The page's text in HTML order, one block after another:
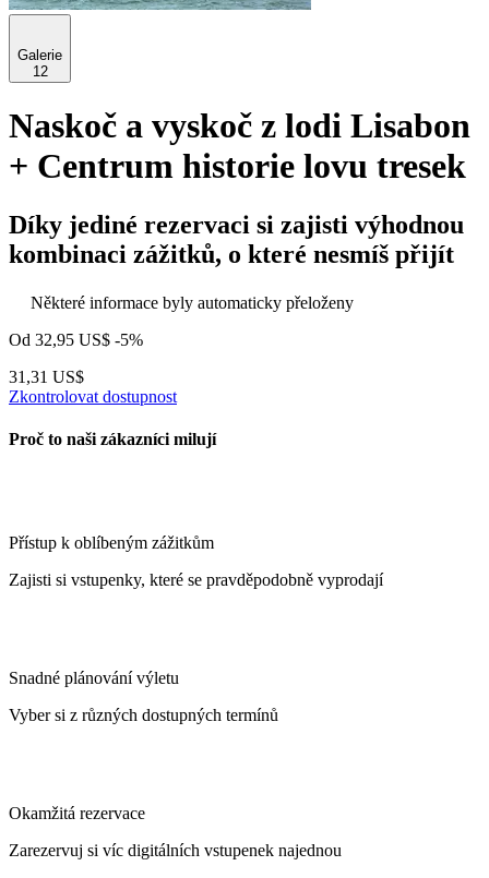
Galerie
12
Naskoč a vyskoč z lodi Lisabon
+ Centrum historie lovu tresek
Díky jediné rezervaci si zajisti výhodnou
kombinaci zážitků, o které nesmíš přijít
Některé informace byly automaticky přeloženy
Od 32,95 US$ -5%
31,31 US$
Zkontrolovat dostupnost
Proč to naši zákazníci milují
Přístup k oblíbeným zážitkům
Zajisti si vstupenky, které se pravděpodobně vyprodají
Snadné plánování výletu
Vyber si z různých dostupných termínů
Okamžitá rezervace
Zarezervuj si víc digitálních vstupenek najednou